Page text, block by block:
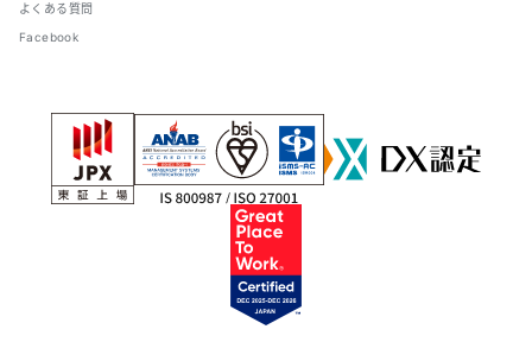
よくある質問
Facebook